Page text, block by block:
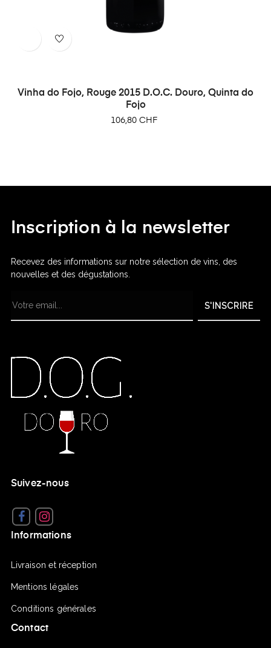
Vinha do Fojo, Rouge 2015 D.O.C. Douro, Quinta do
Fojo
Prix
106,80 CHF
Inscription à la newsletter
Recevez des informations sur notre sélection de vins, des
nouvelles et des dégustations.
S'INSCRIRE
Suivez-nous
Facebook
Informations
Livraison et réception
Mentions légales
Conditions générales
Contact